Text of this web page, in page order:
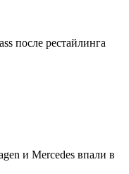
после рестайлинга
и Mercedes впали в